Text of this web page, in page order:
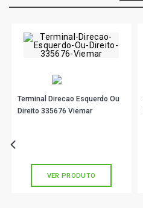
Terminal Direcao Esquerdo Ou
Direito 335676 Viemar
VER PRODUTO